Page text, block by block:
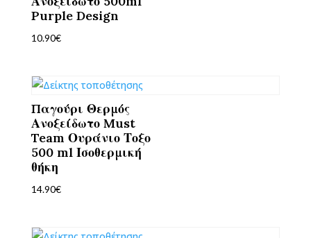
Purple Design
10.90€
Παγούρι Θερμός
Ανοξείδωτο Must
Team Ουράνιο Τοξο
500 ml Ισοθερμική
θήκη
14.90€